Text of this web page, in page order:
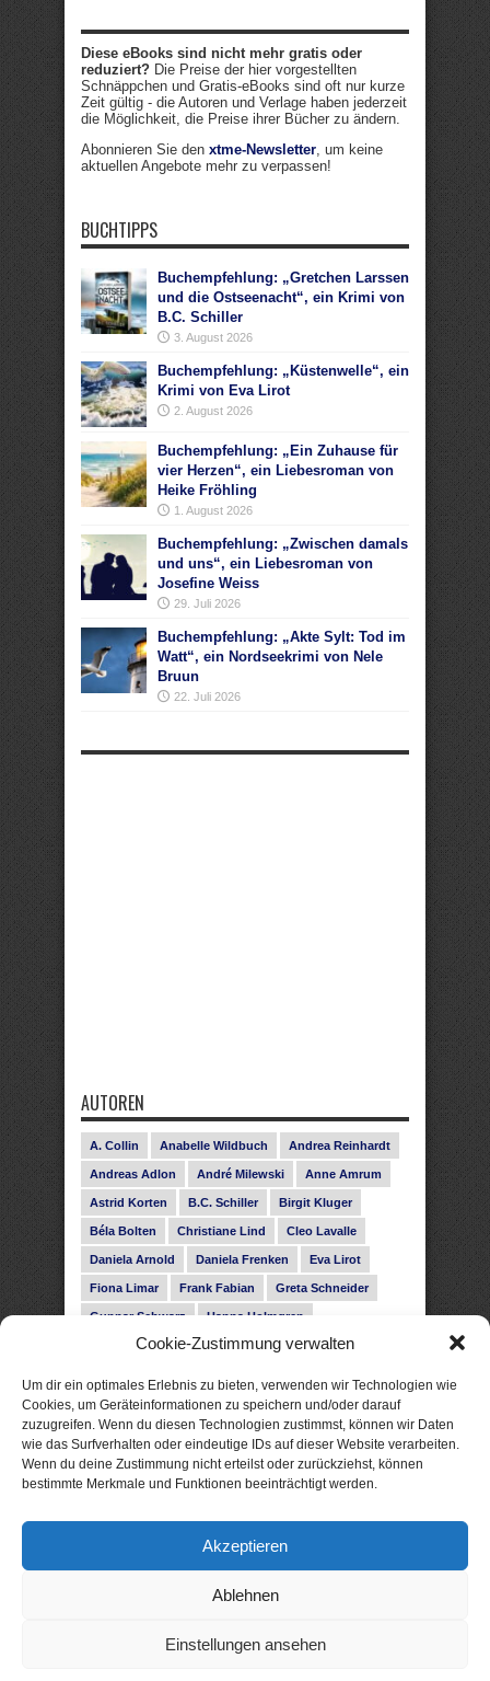
Cookie-Zustimmung verwalten
Um dir ein optimales Erlebnis zu bieten, verwenden wir Technologien wie
Cookies, um Geräteinformationen zu speichern und/oder darauf
zuzugreifen. Wenn du diesen Technologien zustimmst, können wir Daten
wie das Surfverhalten oder eindeutige IDs auf dieser Website verarbeiten.
Wenn du deine Zustimmung nicht erteilst oder zurückziehst, können
bestimmte Merkmale und Funktionen beeinträchtigt werden.
Akzeptieren
Ablehnen
Einstellungen ansehen
Diese eBooks sind nicht mehr gratis oder
reduziert? Die Preise der hier vorgestellten
Schnäppchen und Gratis-eBooks sind oft nur kurze
Zeit gültig - die Autoren und Verlage haben jederzeit
die Möglichkeit, die Preise ihrer Bücher zu ändern.
Abonnieren Sie den xtme-Newsletter, um keine
aktuellen Angebote mehr zu verpassen!
BUCHTIPPS
Buchempfehlung: „Gretchen Larssen
und die Ostseenacht“, ein Krimi von
B.C. Schiller
3. August 2026
Buchempfehlung: „Küstenwelle“, ein
Krimi von Eva Lirot
2. August 2026
Buchempfehlung: „Ein Zuhause für
vier Herzen“, ein Liebesroman von
Heike Fröhling
1. August 2026
Buchempfehlung: „Zwischen damals
und uns“, ein Liebesroman von
Josefine Weiss
29. Juli 2026
Buchempfehlung: „Akte Sylt: Tod im
Watt“, ein Nordseekrimi von Nele
Bruun
22. Juli 2026
AUTOREN
A. Collin Anabelle Wildbuch Andrea Reinhardt
Andreas Adlon André Milewski Anne Amrum
Astrid Korten B.C. Schiller Birgit Kluger
Béla Bolten Christiane Lind Cleo Lavalle
Daniela Arnold Daniela Frenken Eva Lirot
Fiona Limar Frank Fabian Greta Schneider
Gunnar Schwarz Hanna Holmgren
Heike Fröhling Ina Glahe Ivo Pala J. Vellguth
Leonie Haubrich Lilly Labord Livia Pipes
Malin Blunk Marcus Hünnebeck Martin Krist
Melisa Schwermer Nele Bruun Nika Lubitsch
Noah Fitz Nora Amelie René Junge
Subina Giuletti